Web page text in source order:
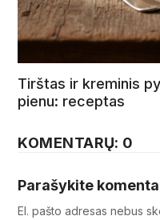
Tirštas ir kreminis
pienu: receptas
KOMENTARŲ: 0
Parašykite
El. pašto adresas nebus